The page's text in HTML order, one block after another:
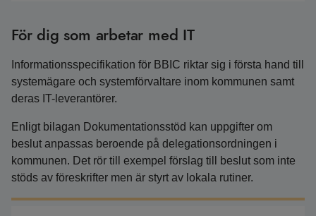
För dig som arbetar med IT
Informationsspecifikation för BBIC riktar sig i första hand till
systemägare och systemförvaltare inom kommunen samt
deras IT-leverantörer.
Enligt bilagan Dokumentationsstöd kan uppgifter om
beslut anpassas beroende på delegationsordningen i
kommunen. Det rör till exempel förslag till beslut som inte
stöds av föreskrifter men är styrt av lokala rutiner.